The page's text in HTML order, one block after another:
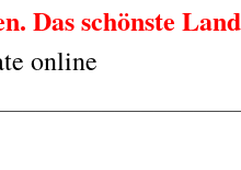
Das schönste
online